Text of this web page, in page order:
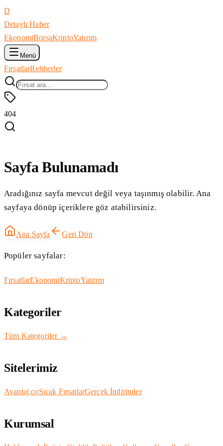
D
Detaylı Haber
EkonomiBorsaKriptoYatırım
Menü
FırsatlarRehberler
404
Sayfa Bulunamadı
Aradığınız sayfa mevcut değil veya taşınmış olabilir. Ana
sayfaya dönüp içeriklere göz atabilirsiniz.
Ana Sayfa Geri Dön
Popüler sayfalar:
FırsatlarEkonomiKriptoYatırım
Kategoriler
Tüm Kategoriler →
Sitelerimiz
Avantaj.coSıcak FırsatlarGerçek İndirimler
Kurumsal